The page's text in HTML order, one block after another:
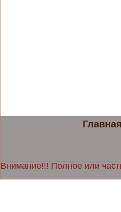
Внимание!!! Полное или